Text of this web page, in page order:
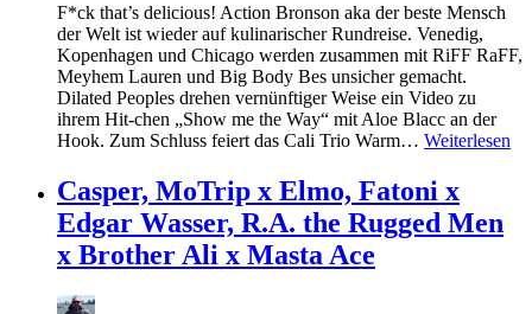
F*ck that’s delicious! Action Bronson aka der beste Mensch
der Welt ist wieder auf kulinarischer Rundreise. Venedig,
Kopenhagen und Chicago werden zusammen mit RiFF RaFF,
Meyhem Lauren und Big Body Bes unsicher gemacht.
Dilated Peoples drehen vernünftiger Weise ein Video zu
ihrem Hit-chen „Show me the Way“ mit Aloe Blacc an der
Hook. Zum Schluss feiert das Cali Trio Warm… Weiterlesen
Casper, MoTrip x Elmo, Fatoni x
Edgar Wasser, R.A. the Rugged Men
x Brother Ali x Masta Ace